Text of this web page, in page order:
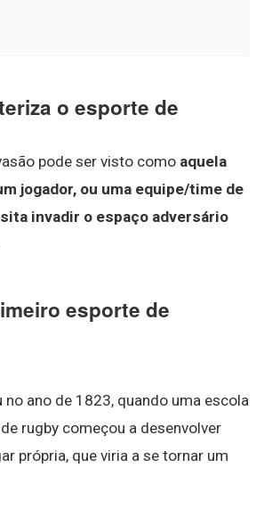
o esporte de
pode ser visto como aquela
jogador, ou uma equipe/time de
invadir o espaço adversário
esporte de
no ano de 1823, quando uma escola
rugby começou a desenvolver
própria, que viria a se tornar um